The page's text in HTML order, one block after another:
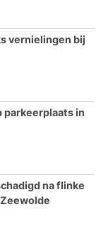
vernielingen bij
parkeerplaats in
na flinke